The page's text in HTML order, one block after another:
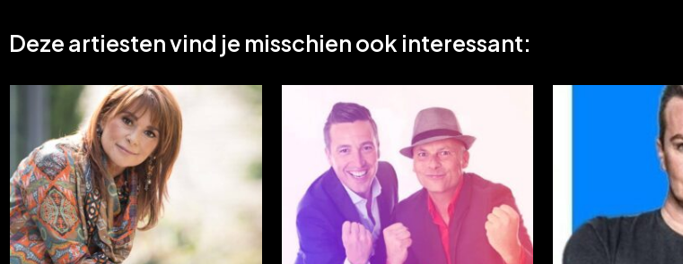
Deze artiesten vind je misschien ook interessant: